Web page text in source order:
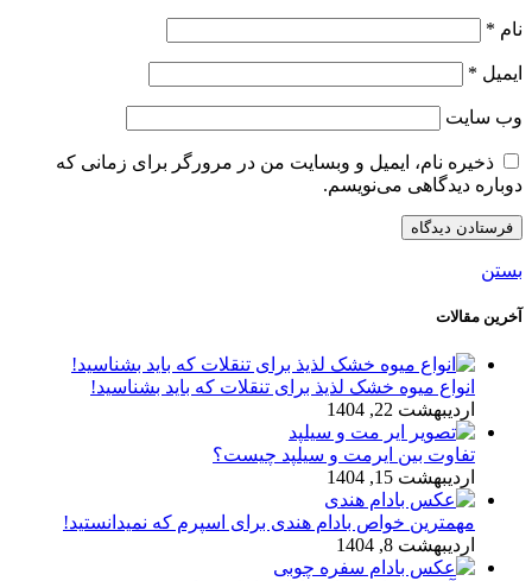
نام *
ایمیل *
وب‌ سایت
ذخیره نام، ایمیل و وبسایت من در مرورگر برای زمانی که
دوباره دیدگاهی می‌نویسم.
بستن
آخرین مقالات
انواع میوه خشک لذیذ برای تنقلات که باید بشناسید!
اردیبهشت 22, 1404
تفاوت بین ایرمت و سیلپد چیست؟
اردیبهشت 15, 1404
مهمترین خواص بادام هندی برای اسپرم که نمیدانستید!
اردیبهشت 8, 1404